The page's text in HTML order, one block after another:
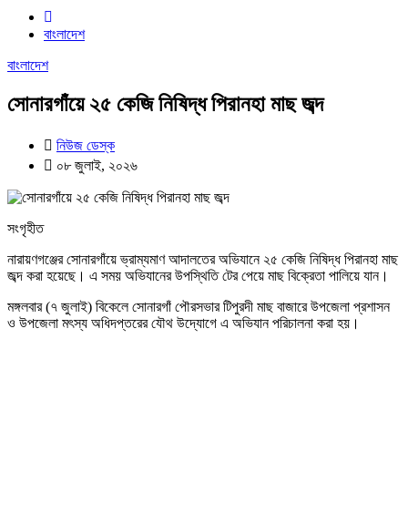
বাংলাদেশ
বাংলাদেশ
সোনারগাঁয়ে ২৫ কেজি নিষিদ্ধ পিরানহা মাছ জব্দ
নিউজ ডেস্ক
০৮ জুলাই, ২০২৬
সংগৃহীত
নারায়ণগঞ্জের সোনারগাঁয়ে ভ্রাম্যমাণ আদালতের অভিযানে ২৫ কেজি নিষিদ্ধ পিরানহা মাছ
জব্দ করা হয়েছে। এ সময় অভিযানের উপস্থিতি টের পেয়ে মাছ বিক্রেতা পালিয়ে যান।
মঙ্গলবার (৭ জুলাই) বিকেলে সোনারগাঁ পৌরসভার টিপুরদী মাছ বাজারে উপজেলা প্রশাসন
ও উপজেলা মৎস্য অধিদপ্তরের যৌথ উদ্যোগে এ অভিযান পরিচালনা করা হয়।